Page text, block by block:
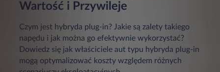
Wartość i Przywileje
Czym jest hybryda plug-in? Jakie są zalety takiego
napędu i jak można go efektywnie wykorzystać?
Dowiedz się jak właściciele aut typu hybryda plug-in
mogą optymalizować koszty względem różnych